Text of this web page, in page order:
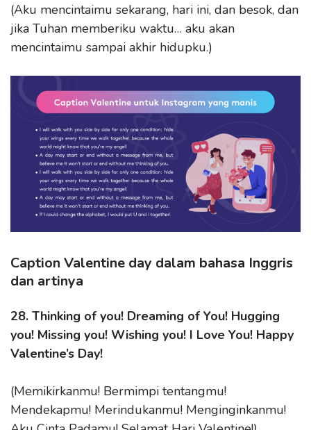
(Aku mencintaimu sekarang, hari ini, dan besok, dan
jika Tuhan memberiku waktu… aku akan
mencintaimu sampai akhir hidupku.)
Caption Valentine day dalam bahasa Inggris
dan artinya
28. Thinking of you! Dreaming of You! Hugging
you! Missing you! Wishing you! I Love You! Happy
Valentine’s Day!
(Memikirkanmu! Bermimpi tentangmu!
Mendekapmu! Merindukanmu! Menginginkanmu!